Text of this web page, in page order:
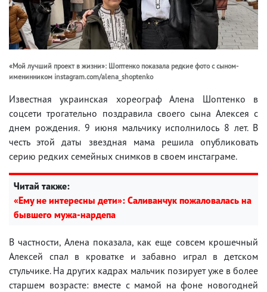
«Мой лучший проект в жизни»: Шоптенко показала редкие фото с сыном-
именинником instagram.com/alena_shoptenko
Известная украинская хореограф Алена Шоптенко в
соцсети трогательно поздравила своего сына Алексея с
днем рождения. 9 июня мальчику исполнилось 8 лет. В
честь этой даты звездная мама решила опубликовать
серию редких семейных снимков в своем инстаграме.
Читай также:
«Ему не интересны дети»: Саливанчук пожаловалась на
бывшего мужа-нардепа
В частности, Алена показала, как еще совсем крошечный
Алексей спал в кроватке и забавно играл в детском
стульчике. На других кадрах мальчик позирует уже в более
старшем возрасте: вместе с мамой на фоне новогодней